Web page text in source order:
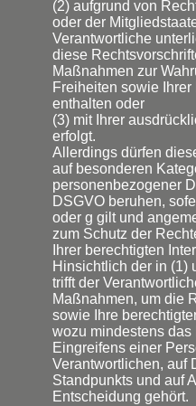
(2) aufgrund von
oder der
Verantwortliche
diese
Maßnahmen zur
Freiheiten sowie
enthalten oder
(3) mit Ihrer
erfolgt.
Allerdings dürfen
auf besonderen
personenbezogener
DSGVO beruhen,
oder g gilt und
zum Schutz der
Ihrer berechtigten
Hinsichtlich der in (1)
trifft der
Maßnahmen, um die
sowie Ihre
wozu mindestens
Eingreifens einer
Verantwortlichen, auf
Standpunkts und auf
Entscheidung gehört.